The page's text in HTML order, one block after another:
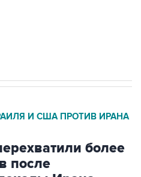
И США ПРОТИВ ИРАНА
более
после